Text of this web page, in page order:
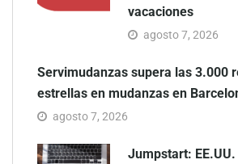
vacaciones
agosto 7, 2026
Servimudanzas supera las 3.000
estrellas en mudanzas en
agosto 7, 2026
Jumpstart: